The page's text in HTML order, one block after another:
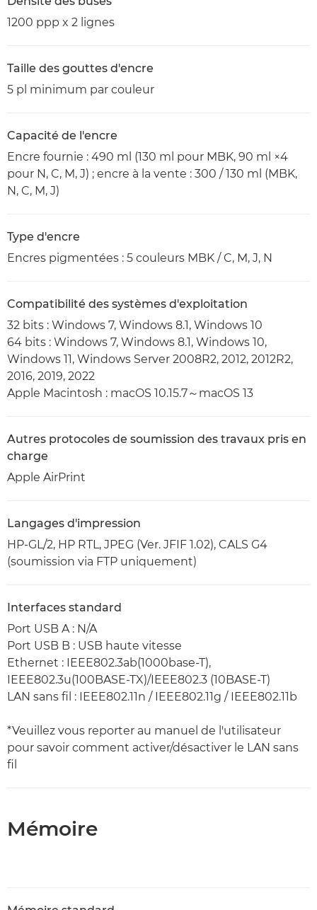
1200 ppp x 2 lignes
Taille des gouttes d'encre
5 pl minimum par couleur
Capacité de l'encre
Encre fournie : 490 ml (130 ml pour MBK, 90 ml ×4
pour N, C, M, J) ; encre à la vente : 300 / 130 ml (MBK,
N, C, M, J)
Type d'encre
Encres pigmentées : 5 couleurs MBK / C, M, J, N
Compatibilité des systèmes d'exploitation
32 bits : Windows 7, Windows 8.1, Windows 10
64 bits : Windows 7, Windows 8.1, Windows 10,
Windows 11, Windows Server 2008R2, 2012, 2012R2,
2016, 2019, 2022
Apple Macintosh : macOS 10.15.7～macOS 13
Autres protocoles de soumission des travaux pris en
charge
Apple AirPrint
Langages d'impression
HP-GL/2, HP RTL, JPEG (Ver. JFIF 1.02), CALS G4
(soumission via FTP uniquement)
Interfaces standard
Port USB A : N/A
Port USB B : USB haute vitesse
Ethernet : IEEE802.3ab(1000base-T),
IEEE802.3u(100BASE-TX)/IEEE802.3 (10BASE-T)
LAN sans fil : IEEE802.11n / IEEE802.11g / IEEE802.11b
*Veuillez vous reporter au manuel de l'utilisateur
pour savoir comment activer/désactiver le LAN sans
fil
Mémoire